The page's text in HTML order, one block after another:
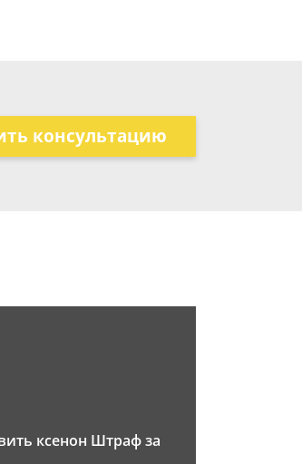
консультацию
ксенон Штраф за